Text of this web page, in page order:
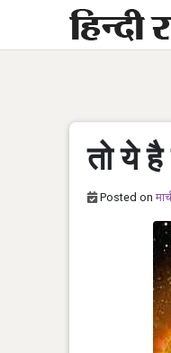
content
तो ये
Posted on